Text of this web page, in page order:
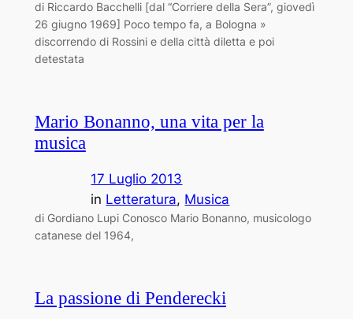
di Riccardo Bacchelli [dal “Corriere della Sera”, giovedì
26 giugno 1969] Poco tempo fa, a Bologna »
discorrendo di Rossini e della città diletta e poi
detestata
Mario Bonanno, una vita per la
musica
17 Luglio 2013
in Letteratura, Musica
di Gordiano Lupi Conosco Mario Bonanno, musicologo
catanese del 1964,
La passione di Penderecki